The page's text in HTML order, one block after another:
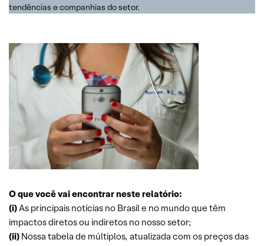
tendências e companhias do setor.
O que você vai encontrar neste relatório:
(i)As principais notícias no Brasil e no mundo que têm
impactos diretos ou indiretos no nosso setor;
(ii) Nossa tabela de múltiplos, atualizada com os preços das